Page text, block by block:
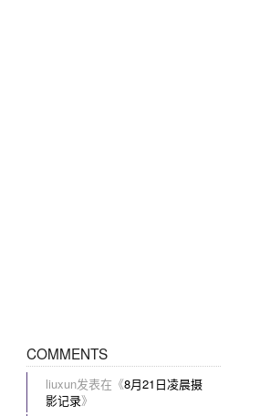
COMMENTS
liuxun发表在《8月21日凌晨摄
影记录》